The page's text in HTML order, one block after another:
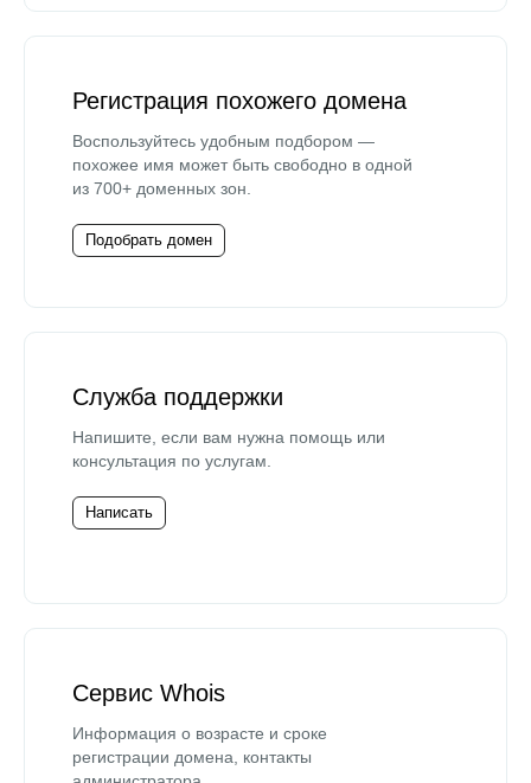
Регистрация похожего домена
Воспользуйтесь удобным подбором —
похожее имя может быть свободно в одной
из 700+ доменных зон.
Подобрать домен
Служба поддержки
Напишите, если вам нужна помощь или
консультация по услугам.
Написать
Сервис Whois
Информация о возрасте и сроке
регистрации домена, контакты